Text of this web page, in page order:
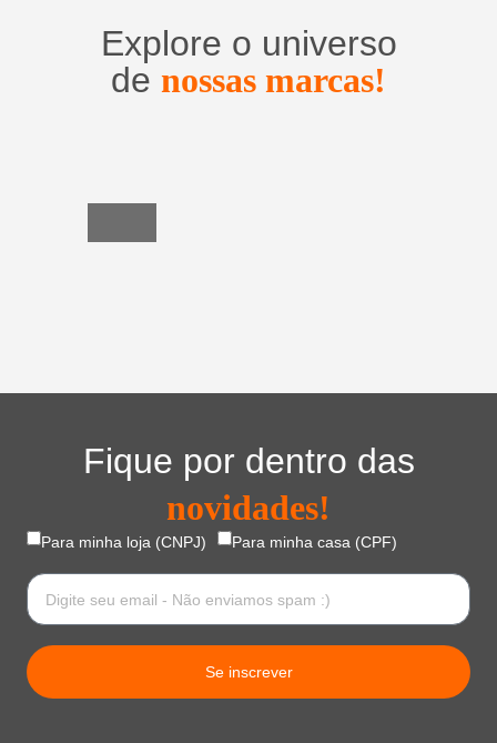
Explore o universo
de nossas marcas!
Fique por dentro das
novidades!
Para minha loja (CNPJ) Para minha casa (CPF)
Se inscrever